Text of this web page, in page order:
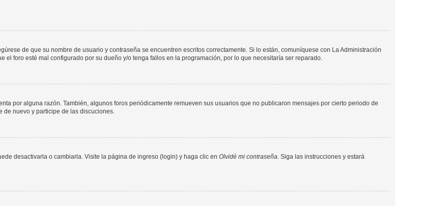
de que su nombre de usuario y contraseña se encuentren escritos correctamente. Si lo están, comuníquese con La Administración
el foro esté mal configurado por su dueño y/o tenga fallos en la programación, por lo que necesitaría ser reparado.
por alguna razón. También, algunos foros periódicamente remueven sus usuarios que no publicaron mensajes por cierto periodo de
de nuevo y participe de las discuciones.
desactivarla o cambiarla. Visite la página de ingreso (login) y haga clic en Olvidé mi contraseña. Siga las instrucciones y estará